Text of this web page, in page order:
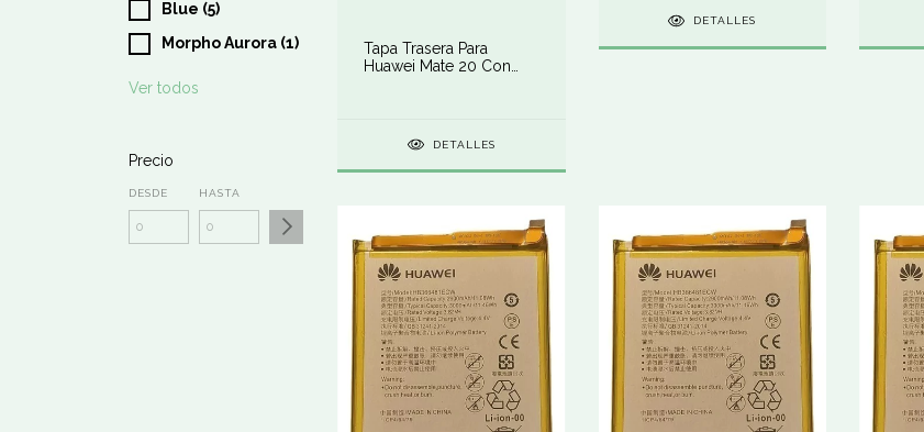
Blue (5)
Morpho Aurora (1)
Ver todos
Precio
DESDE HASTA
Tapa Trasera Para
Huawei Mate 20 Con
DETALLES
DETALLES